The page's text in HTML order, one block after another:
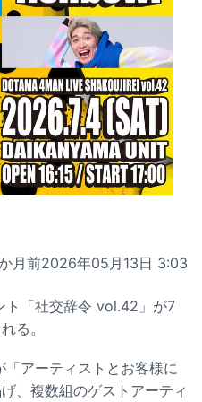
月前2026年05月13日 3:03
ト「社交辞令 vol.42」が7
る。
「アーティストとお客様に
、複数組のゲストアーティ